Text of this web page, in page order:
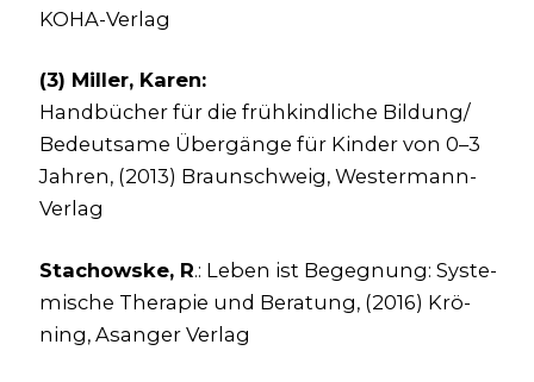
KOHA-Ver­lag
(3) Mil­ler, Karen:
Hand­bü­cher für die früh­kind­li­che Bildung/
Bedeut­sa­me Über­gän­ge für Kin­der von 0–3
Jah­ren, (2013) Braun­schweig, Wes­ter­mann-
Ver­lag
Sta­chow­s­ke, R.: Leben ist Begeg­nung: Sys­te­
mi­sche The­ra­pie und Bera­tung, (2016) Krö­
ning, Asan­ger Ver­lag